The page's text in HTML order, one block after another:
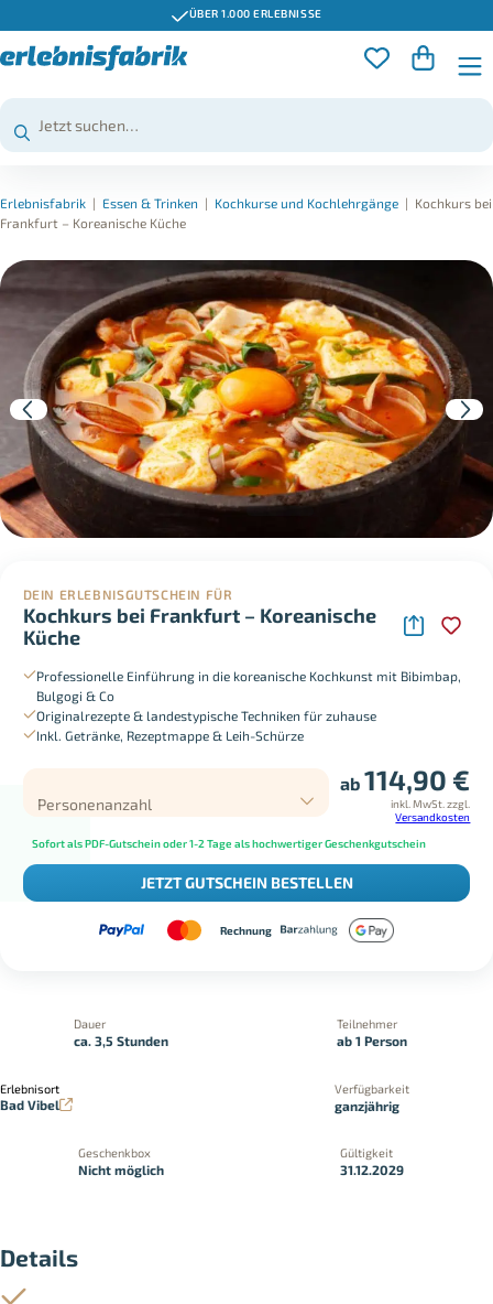
ÜBER 1.000 ERLEBNISSE
Erlebnisfabrik | Essen & Trinken | Kochkurse und Kochlehrgänge | Kochkurs bei
Frankfurt – Koreanische Küche
DEIN ERLEBNISGUTSCHEIN FÜR
Kochkurs bei Frankfurt – Koreanische
Küche
Professionelle Einführung in die koreanische Kochkunst mit Bibimbap,
Bulgogi & Co
Originalrezepte & landestypische Techniken für zuhause
Inkl. Getränke, Rezeptmappe & Leih-Schürze
Personenanzahl
ab114,90 €
inkl. MwSt. zzgl.
Versandkosten
Sofort als PDF-Gutschein oder 1-2 Tage als hochwertiger Geschenkgutschein
JETZT GUTSCHEIN BESTELLEN
Rechnung
Dauer
ca. 3,5 Stunden
Teilnehmer
ab 1 Person
Erlebnisort
Bad Vibel
Verfügbarkeit
ganzjährig
Geschenkbox
Nicht möglich
Gültigkeit
31.12.2029
Details